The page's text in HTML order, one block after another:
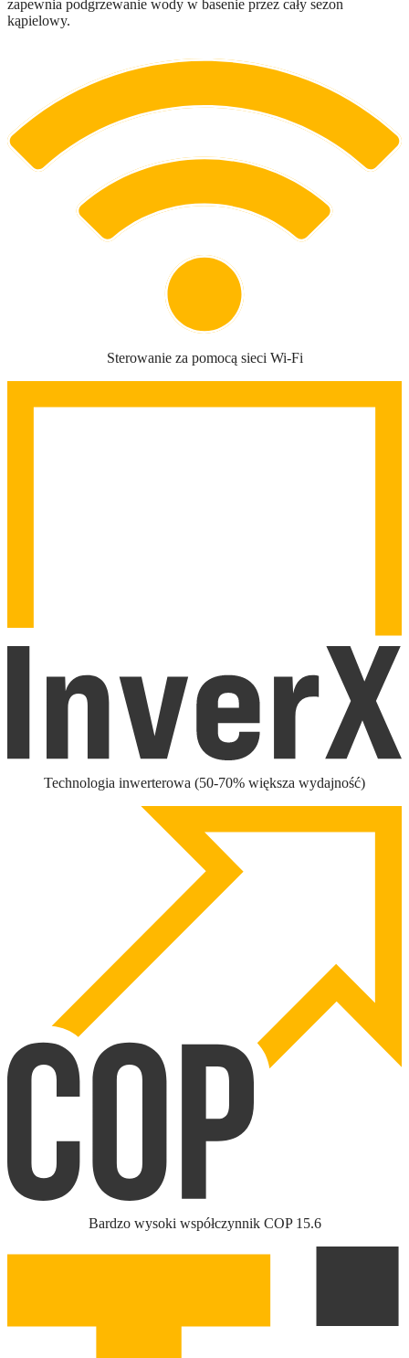
zapewnia podgrzewanie wody w basenie przez cały sezon
kąpielowy.
Sterowanie za pomocą sieci Wi-Fi
Technologia inwerterowa (50-70% większa wydajność)
Bardzo wysoki współczynnik COP 15.6